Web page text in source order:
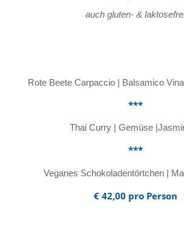
auch gluten- &
Rote Beete Carpaccio | Balsamico
***
Thai Curry | Gemüse
***
Veganes Schokoladentörtchen |
€ 42,00 pro Person